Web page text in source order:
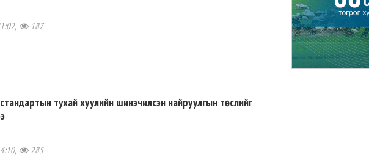
187
тухай хуулийн шинэчилсэн найруулгын төслийг
285